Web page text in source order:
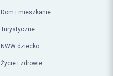
Dom i mieszkanie
Turystyczne
NWW dziecko
Życie i zdrowie